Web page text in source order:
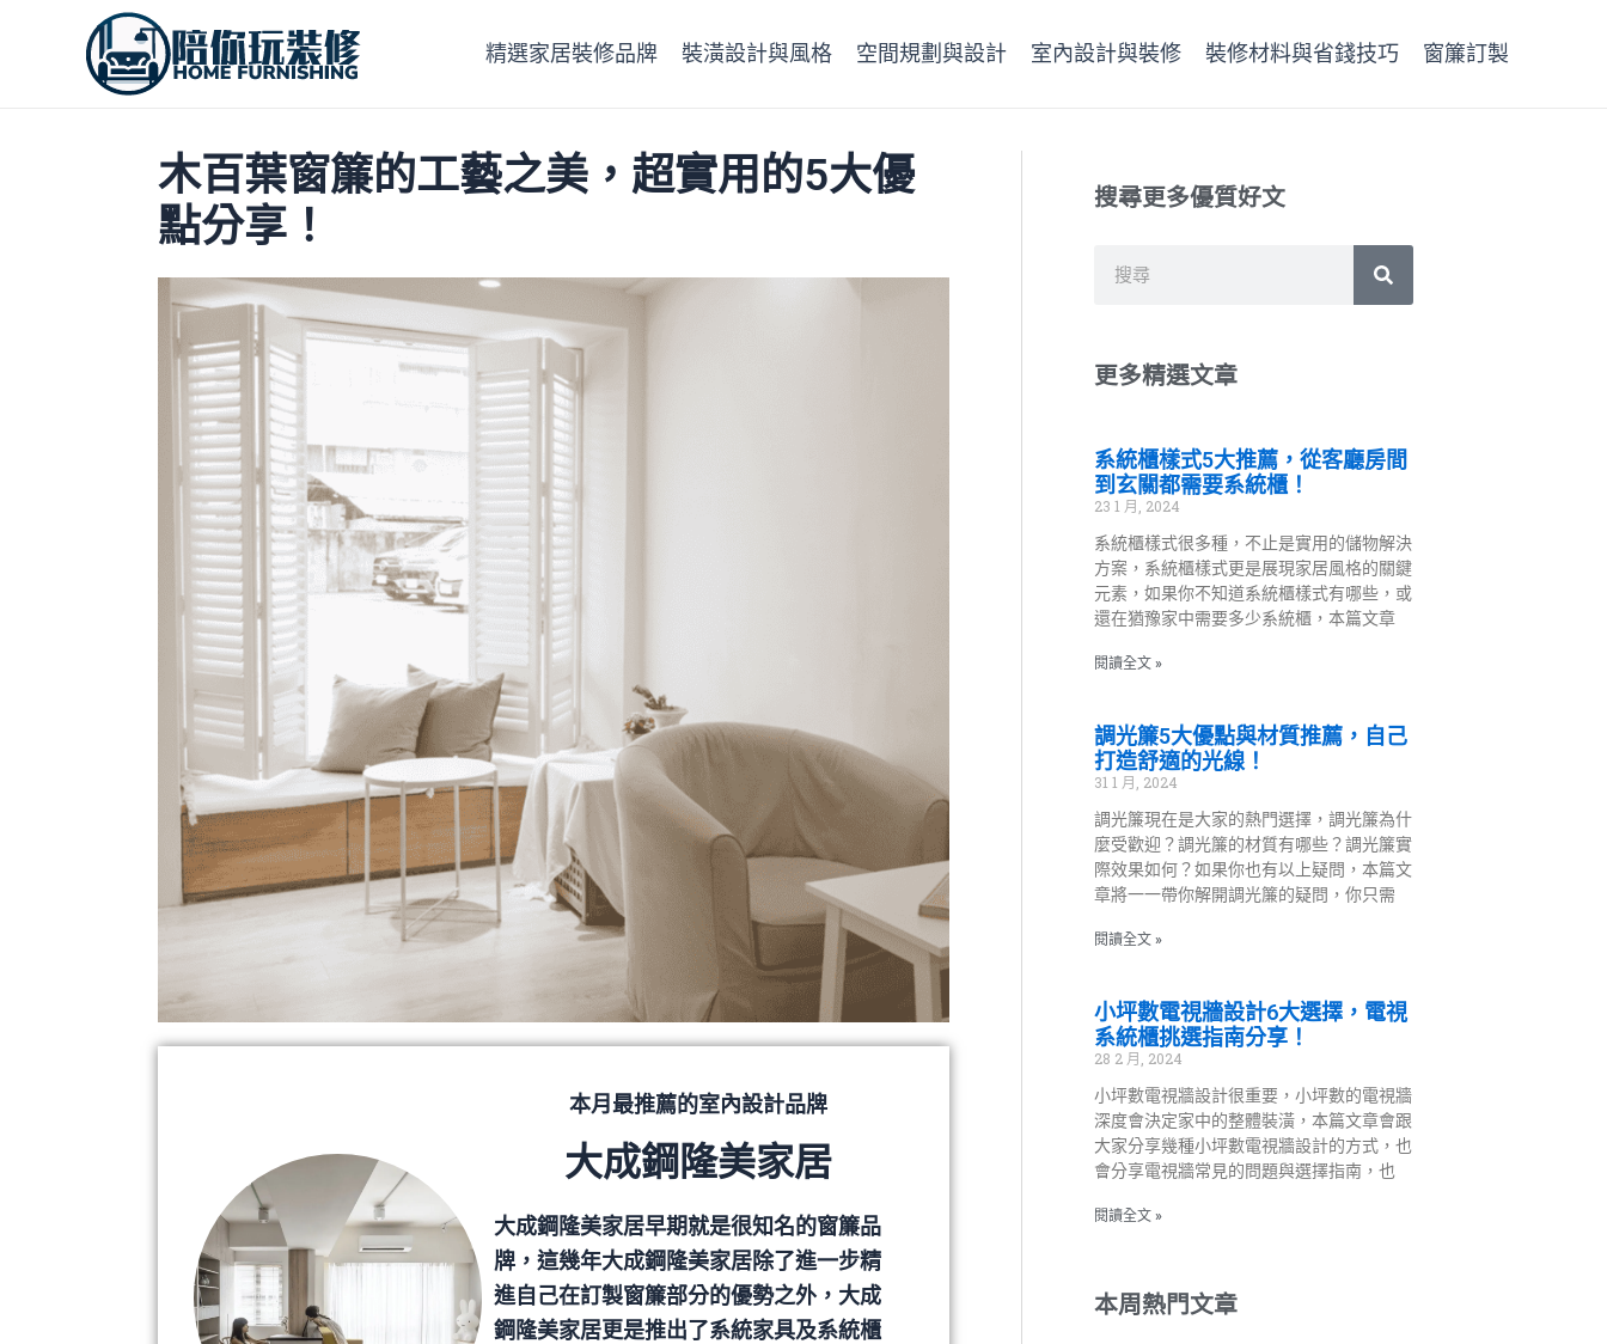
精選家居裝修品牌 裝潢設計與風格 空間規劃與設計 室內設計與裝修 裝修材料與省錢技巧 窗簾訂製
木百葉窗簾的工藝之美，超實用的5大優
點分享！
本月最推薦的室內設計品牌
大成鋼隆美家居
大成鋼隆美家居早期就是很知名的窗簾品
牌，這幾年大成鋼隆美家居除了進一步精
進自己在訂製窗簾部分的優勢之外，大成
鋼隆美家居更是推出了系統家具及系統櫃
搜尋更多優質好文
搜
尋
更多精選文章
系統櫃樣式5大推薦，從客廳房間
到玄關都需要系統櫃！
23 1 月, 2024
系統櫃樣式很多種，不止是實用的儲物解決
方案，系統櫃樣式更是展現家居風格的關鍵
元素，如果你不知道系統櫃樣式有哪些，或
還在猶豫家中需要多少系統櫃，本篇文章
閱讀全文 »
調光簾5大優點與材質推薦，自己
打造舒適的光線！
31 1 月, 2024
調光簾現在是大家的熱門選擇，調光簾為什
麼受歡迎？調光簾的材質有哪些？調光簾實
際效果如何？如果你也有以上疑問，本篇文
章將一一帶你解開調光簾的疑問，你只需
閱讀全文 »
小坪數電視牆設計6大選擇，電視
系統櫃挑選指南分享！
28 2 月, 2024
小坪數電視牆設計很重要，小坪數的電視牆
深度會決定家中的整體裝潢，本篇文章會跟
大家分享幾種小坪數電視牆設計的方式，也
會分享電視牆常見的問題與選擇指南，也
閱讀全文 »
本周熱門文章